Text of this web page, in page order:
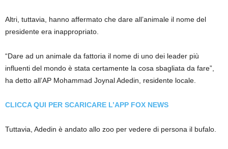
Altri, tuttavia, hanno affermato che dare all’animale il nome del
presidente era inappropriato.
“Dare ad un animale da fattoria il nome di uno dei leader più
influenti del mondo è stata certamente la cosa sbagliata da fare”,
ha detto all’AP Mohammad Joynal Adedin, residente locale.
CLICCA QUI PER SCARICARE L’APP FOX NEWS
Tuttavia, Adedin è andato allo zoo per vedere di persona il bufalo.